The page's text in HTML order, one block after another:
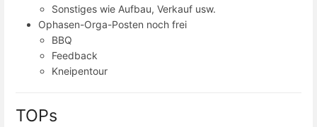
Sonstiges wie Aufbau, Verkauf usw.
Ophasen-Orga-Posten noch frei
BBQ
Feedback
Kneipentour
TOPs